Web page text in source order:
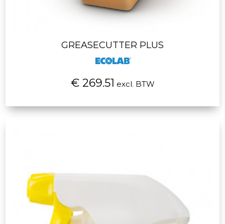
GREASECUTTER PLUS
€ 269.51 excl. BTW